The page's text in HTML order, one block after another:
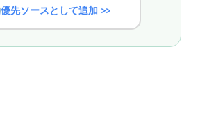
優先ソースとして追加 >>